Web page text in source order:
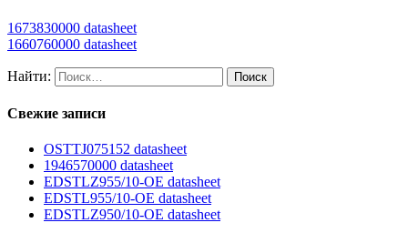
1673830000 datasheet
1660760000 datasheet
Найти:
Свежие записи
OSTTJ075152 datasheet
1946570000 datasheet
EDSTLZ955/10-OE datasheet
EDSTL955/10-OE datasheet
EDSTLZ950/10-OE datasheet